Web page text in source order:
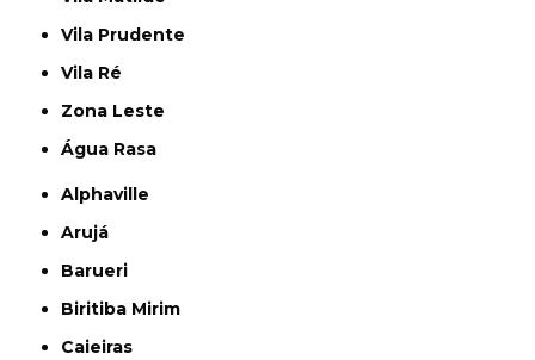
Vila Prudente
Vila Ré
Zona Leste
Água Rasa
Alphaville
Arujá
Barueri
Biritiba Mirim
Caieiras